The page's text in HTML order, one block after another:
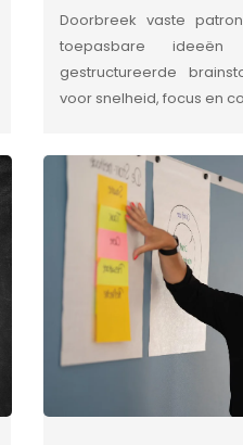
Doorbreek vaste
toepasbare
gestructureerde
voor snelheid, focus en